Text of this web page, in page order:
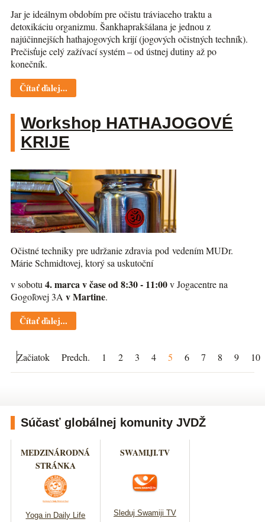
Jar je ideálnym obdobím pre očistu tráviaceho traktu a
detoxikáciu organizmu. Šankhaprakšálana je jednou z
najúčinnejších hathajogových krijí (jogových očistných techník).
Prečisťuje celý zažívací systém – od ústnej dutiny až po
konečník.
Čítať ďalej...
Workshop HATHAJOGOVÉ
KRIJE
Očistné techniky pre udržanie zdravia pod vedením MUDr.
Márie Schmidtovej, ktorý sa uskutoční
v sobotu4. marca v čase od 8:30 - 11:00v Jogacentre na
Gogoľovej 3Av Martine.
Čítať ďalej...
Začiatok Predch. 1 2 3 4 5 6 7 8 9 10
Súčasť globálnej komunity JVDŽ
MEDZINÁRODNÁ
STRÁNKA
Yoga in Daily Life
SWAMIJI.TV
Sleduj Swamiji TV